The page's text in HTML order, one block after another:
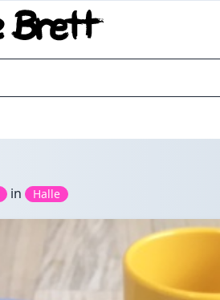
in Halle